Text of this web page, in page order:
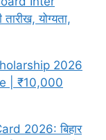
योग्यता,
2026
| ₹10,000
2026: बिहार